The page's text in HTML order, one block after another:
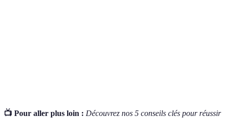
📺 Pour aller plus loin : Découvrez nos 5 conseils clés pour réussir